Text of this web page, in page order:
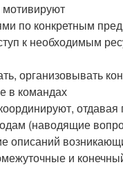
по конкретным
к необходимым
организовывать
в командах
отдавая
(наводящие
описаний
и